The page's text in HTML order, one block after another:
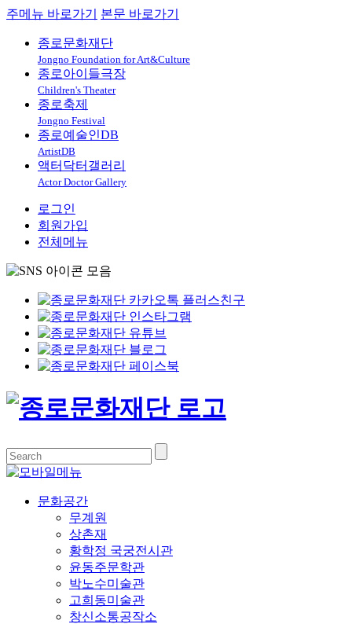
주메뉴 바로가기 본문 바로가기
종로문화재단
Jongno Foundation for Art&Culture
종로아이들극장
Children's Theater
종로축제
Jongno Festival
종로예술인DB
ArtistDB
액터닥터갤러리
Actor Doctor Gallery
로그인
회원가입
전체메뉴
문화공간
무계원
상촌재
황학정 국궁전시관
윤동주문학관
박노수미술관
고희동미술관
창신소통공작소